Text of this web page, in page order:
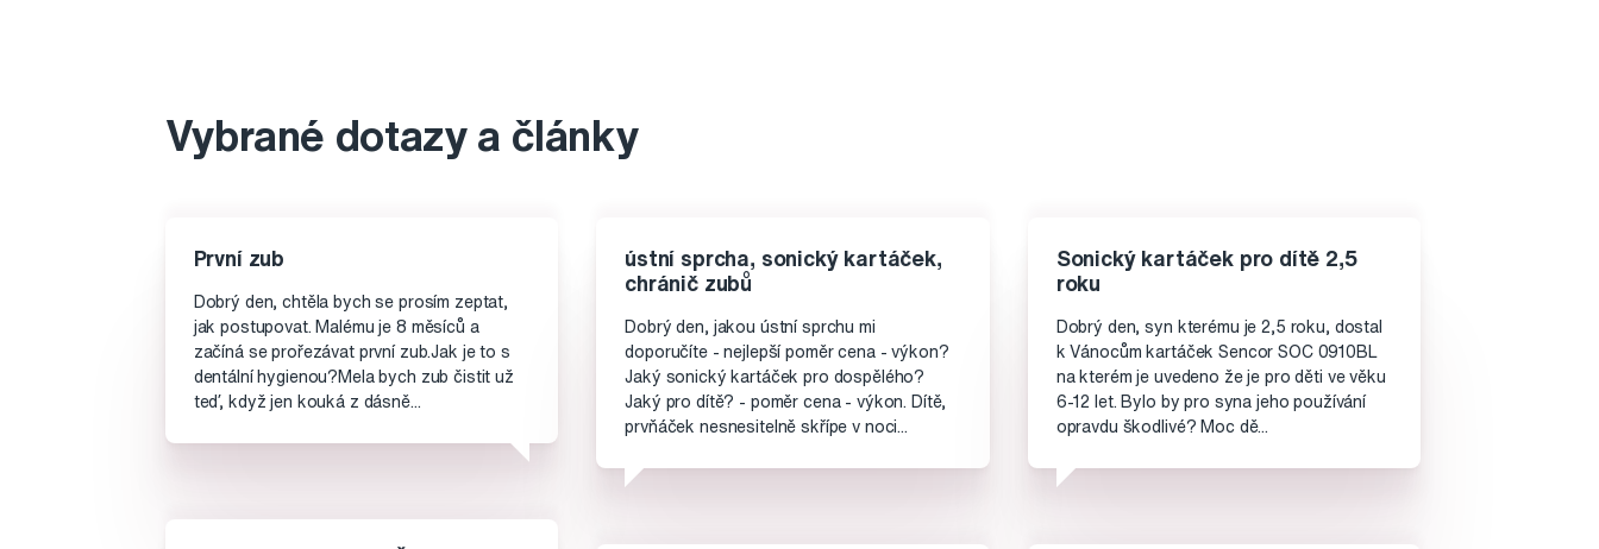
Vybrané dotazy a články
První zub
Dobrý den, chtěla bych se prosím zeptat,
jak postupovat. Malému je 8 měsíců a
začíná se prořezávat první zub.Jak je to s
dentální hygienou?Mela bych zub čistit už
teď, když jen kouká z dásně...
ústní sprcha, sonický kartáček,
chránič zubů
Dobrý den, jakou ústní sprchu mi
doporučíte - nejlepší poměr cena - výkon?
Jaký sonický kartáček pro dospělého?
Jaký pro dítě? - poměr cena - výkon. Dítě,
prvňáček nesnesitelně skřípe v noci...
Sonický kartáček pro dítě 2,5
roku
Dobrý den, syn kterému je 2,5 roku, dostal
k Vánocům kartáček Sencor SOC 0910BL
na kterém je uvedeno že je pro děti ve věku
6-12 let. Bylo by pro syna jeho používání
opravdu škodlivé? Moc dě...